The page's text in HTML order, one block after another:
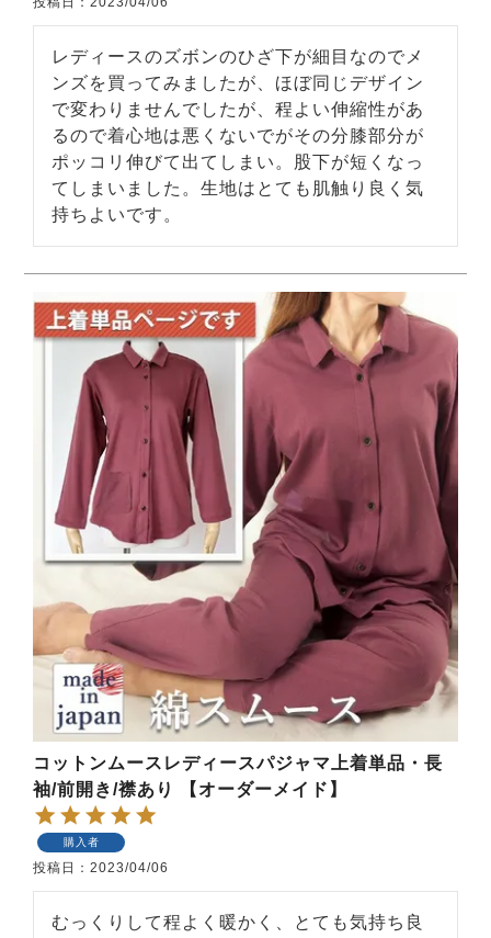
レディースのズボンのひざ下が細目なのでメ
ンズを買ってみましたが、ほぼ同じデザイン
で変わりませんでしたが、程よい伸縮性があ
るので着心地は悪くないでがその分膝部分が
ポッコリ伸びて出てしまい。股下が短くなっ
てしまいました。生地はとても肌触り良く気
持ちよいです。
コットンムースレディースパジャマ上着単品・長
袖/前開き/襟あり 【オーダーメイド】
購入者
投稿日 2023/04/06
むっくりして程よく暖かく、とても気持ち良